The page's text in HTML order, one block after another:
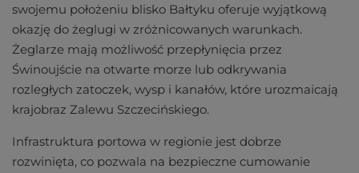
swojemu położeniu blisko Bałtyku oferuje wyjątkową
okazję do żeglugi w zróżnicowanych warunkach.
Żeglarze mają możliwość przepłynięcia przez
Świnoujście na otwarte morze lub odkrywania
rozległych zatoczek, wysp i kanałów, które urozmaicają
krajobraz Zalewu Szczecińskiego.
Infrastruktura portowa w regionie jest dobrze
rozwinięta, co pozwala na bezpieczne cumowanie